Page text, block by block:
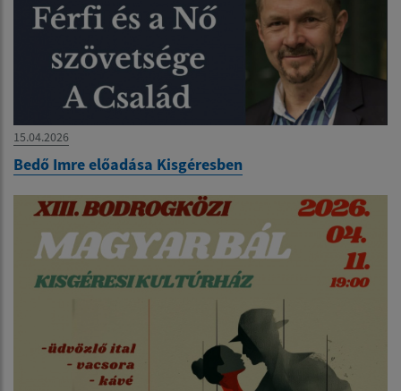
15.04.2026
Bedő Imre előadása Kisgéresben